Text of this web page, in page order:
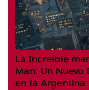
La increíble
Man: Un
en la Argentina